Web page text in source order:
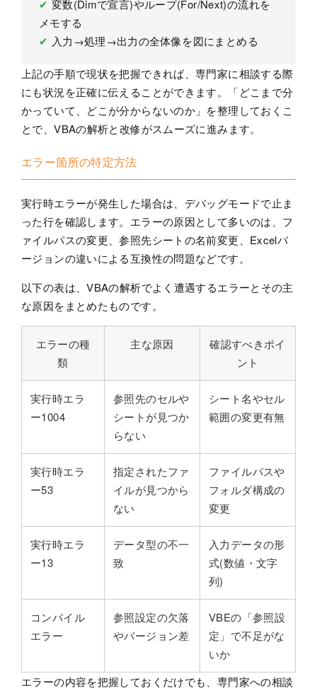
✔ 変数(Dimで宣言)やループ(For/Next)の流れを
メモする
✔ 入力→処理→出力の全体像を図にまとめる
上記の手順で現状を把握できれば、専門家に相談する際
にも状況を正確に伝えることができます。「どこまで分
かっていて、どこが分からないのか」を整理しておくこ
とで、VBAの解析と改修がスムーズに進みます。
エラー箇所の特定方法
実行時エラーが発生した場合は、デバッグモードで止ま
った行を確認します。エラーの原因として多いのは、フ
ァイルパスの変更、参照先シートの名前変更、Excelバ
ージョンの違いによる互換性の問題などです。
以下の表は、VBAの解析でよく遭遇するエラーとその主
な原因をまとめたものです。
エラーの種
類
主な原因
確認すべきポイ
ント
実行時エラ
ー1004
参照先のセルや
シートが見つか
らない
シート名やセル
範囲の変更有無
実行時エラ
ー53
指定されたファ
イルが見つから
ない
ファイルパスや
フォルダ構成の
変更
実行時エラ
ー13
データ型の不一
致
入力データの形
式(数値・文字
列)
コンパイル
エラー
参照設定の欠落
やバージョン差
VBEの「参照設
定」で不足がな
いか
エラーの内容を把握しておくだけでも、専門家への相談